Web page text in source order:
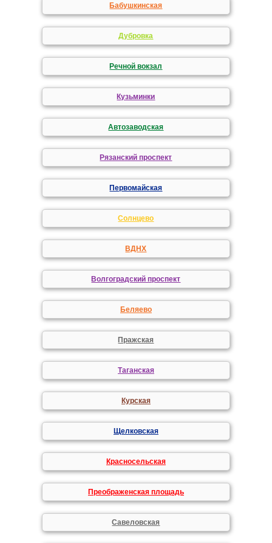
Бабушкинская
Дубровка
Речной вокзал
Кузьминки
Автозаводская
Рязанский проспект
Первомайская
Солнцево
ВДНХ
Волгоградский проспект
Беляево
Пражская
Таганская
Курская
Щелковская
Красносельская
Преображенская площадь
Савеловская